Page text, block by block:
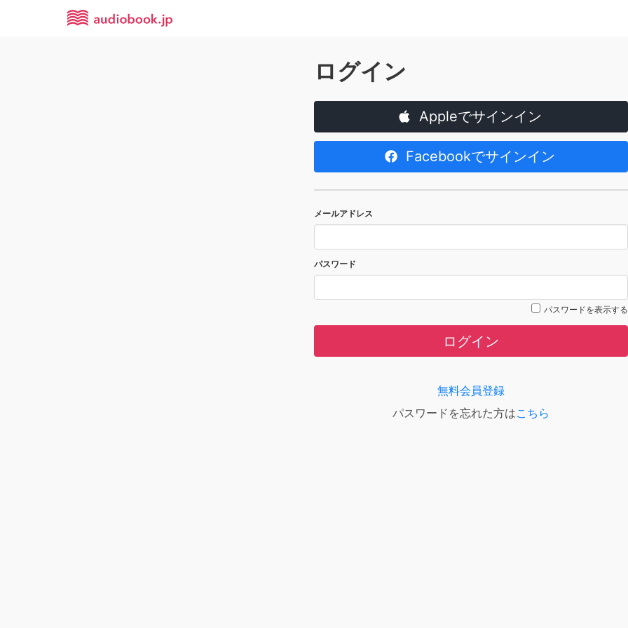
ログイン
Appleでサインイン
Facebookでサインイン
メールアドレス
パスワード
パスワードを表示する
ログイン
無料会員登録
パスワードを忘れた方はこちら